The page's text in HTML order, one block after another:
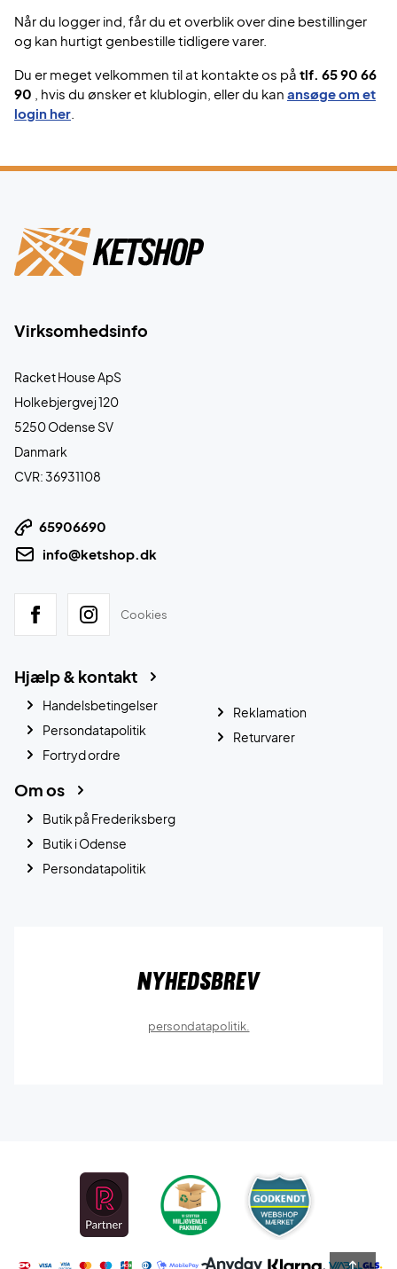
Når du logger ind, får du et overblik over dine bestillinger
og kan hurtigt genbestille tidligere varer.
Du er meget velkommen til at kontakte os på tlf. 65 90 66
90
, hvis du ønsker et klublogin, eller du kan ansøge om et
login her
Virksomhedsinfo
Racket House ApS
Holkebjergvej 120
5250 Odense SV
Danmark
CVR: 36931108
65906690
info@ketshop.dk
Cookies
Hjælp & kontakt
Handelsbetingelser
Persondatapolitik
Fortryd ordre
Reklamation
Returvarer
Om os
Butik på Frederiksberg
Butik i Odense
Persondatapolitik
Nyhedsbrev
persondatapolitik.